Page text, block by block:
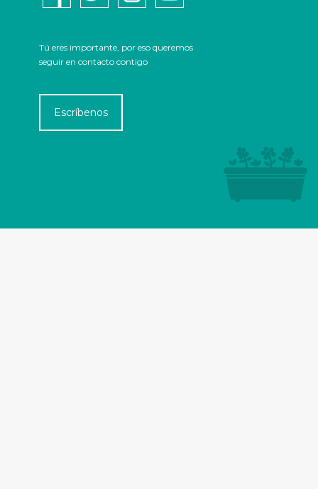
Tú eres importante, por eso queremos
seguir en contacto contigo
Escríbenos